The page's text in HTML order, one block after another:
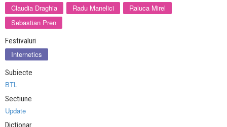
Claudia Draghia Radu Manelici
Raluca Mirel
Sebastian Pren
Festivaluri
Internetics
Subiecte
BTL
Sectiune
Update
Dictionar